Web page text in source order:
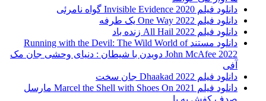
دانلود فیلم 2020 Invisible Evidence گواه نامرئی
دانلود فیلم One Way 2022 یک طرفه
دانلود فیلم All Hail 2022 زنده باد
دانلود مستند Running with the Devil: The Wild World of
John McAfee 2022 دویدن با شیطان : دنیای وحشی جان مک
آفی
دانلود فیلم Dhaakad 2022 جان سخت
دانلود فیلم Marcel the Shell with Shoes On 2021 مارسل
صدف کفش به پا